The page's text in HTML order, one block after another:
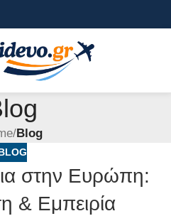
/Blog
BLOG
στην Ευρώπη:
& Εμπειρία